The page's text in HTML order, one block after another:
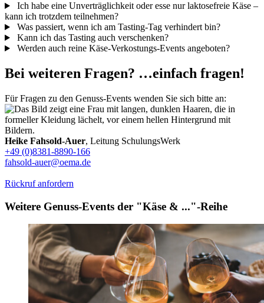
Ich habe eine Unverträglichkeit oder esse nur laktosefreie Käse –
kann ich trotzdem teilnehmen?
Was passiert, wenn ich am Tasting-Tag verhindert bin?
Kann ich das Tasting auch verschenken?
Werden auch reine Käse-Verkostungs-Events angeboten?
Bei weiteren Fragen? …einfach fragen!
Für Fragen zu den Genuss-Events wenden Sie sich bitte an:
Heike Fahsold-Auer, Leitung SchulungsWerk
+49 (0)8381-8890-166
fahsold-auer@oema.de
Rückruf anfordern
Weitere Genuss-Events der "Käse & ..."-Reihe